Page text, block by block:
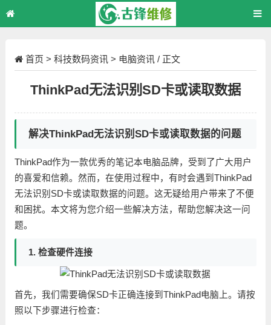
首页 > 科技数码资讯 > 电脑资讯 / 正文
ThinkPad无法识别SD卡或读取数据
解决ThinkPad无法识别SD卡或读取数据的问题
ThinkPad作为一款优秀的笔记本电脑品牌，受到了广大用户
的喜爱和信赖。然而，在使用过程中，有时会遇到ThinkPad
无法识别SD卡或读取数据的问题。这无疑给用户带来了不便
和困扰。本文将为您介绍一些解决方法，帮助您解决这一问
题。
1. 检查硬件连接
首先，我们需要确保SD卡正确连接到ThinkPad电脑上。请按
照以下步骤进行检查：